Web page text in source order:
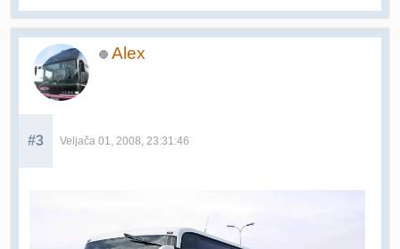
Alex
#3 Veljača 01, 2008, 23:31:46